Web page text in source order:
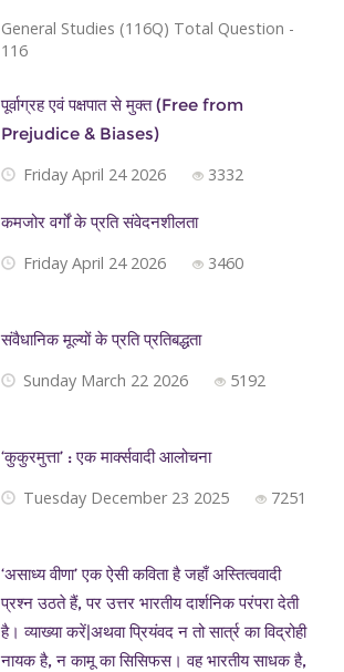
General Studies (116Q) Total Question -
116
पूर्वाग्रह एवं पक्षपात से मुक्त (Free from
Prejudice & Biases)
Friday April 24 2026
3332
कमजोर वर्गों के प्रति संवेदनशीलता
Friday April 24 2026
3460
संवैधानिक मूल्यों के प्रति प्रतिबद्धता
Sunday March 22 2026
5192
‘कुकुरमुत्ता’ : एक मार्क्सवादी आलोचना
Tuesday December 23 2025
7251
‘असाध्य वीणा’ एक ऐसी कविता है जहाँ अस्तित्ववादी
प्रश्न उठते हैं, पर उत्तर भारतीय दार्शनिक परंपरा देती
है। व्याख्या करें|अथवा प्रियंवद न तो सार्त्र का विद्रोही
नायक है, न कामू का सिसिफस। वह भारतीय साधक है,